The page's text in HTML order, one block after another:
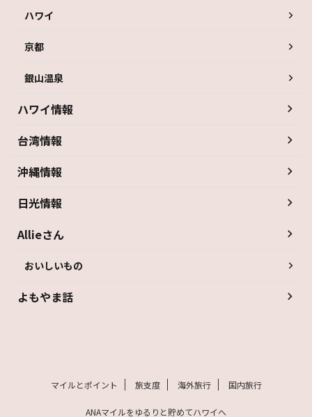
ハワイ
京都
銀山温泉
ハワイ情報
台湾情報
沖縄情報
日光情報
Allieさん
おいしいもの
よもやま話
マイルとポイント 旅支度 海外旅行 国内旅行
ANAマイルをゆるりと貯めてハワイへ